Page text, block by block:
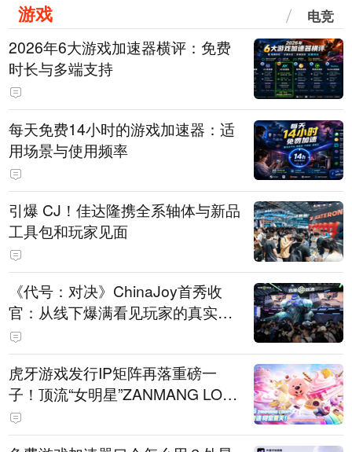
游戏 电竞
2026年6大游戏加速器横评：免费
时长与多端支持
每天免费14小时的游戏加速器：适
用场景与使用频率
引爆 CJ！佳达隆携全系轴体与新品
工具包和玩家见面
《代号：对决》ChinaJoy首秀收
官：从线下爆满看见玩家的真实期
待
虎牙游戏发行IP矩阵再落重磅一
子！顶流“女明星”ZANMANG LOO
PY 正版3D消除手游《消消奇遇》
惊喜曝光